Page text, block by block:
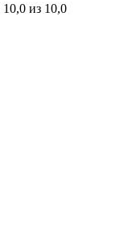
10,0 из 10,0